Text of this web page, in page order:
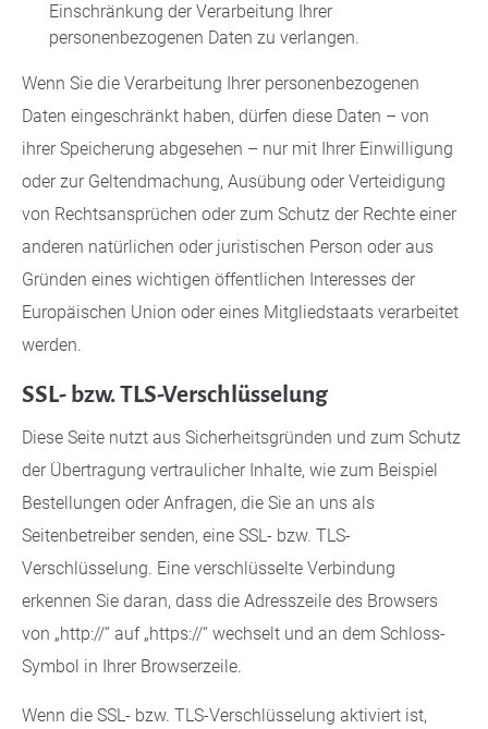
Einschränkung der Verarbeitung Ihrer
personenbezogenen Daten zu verlangen.
Wenn Sie die Verarbeitung Ihrer personenbezogenen
Daten eingeschränkt haben, dürfen diese Daten – von
ihrer Speicherung abgesehen – nur mit Ihrer Einwilligung
oder zur Geltendmachung, Ausübung oder Verteidigung
von Rechtsansprüchen oder zum Schutz der Rechte einer
anderen natürlichen oder juristischen Person oder aus
Gründen eines wichtigen öffentlichen Interesses der
Europäischen Union oder eines Mitgliedstaats verarbeitet
werden.
SSL- bzw. TLS-Verschlüsselung
Diese Seite nutzt aus Sicherheitsgründen und zum Schutz
der Übertragung vertraulicher Inhalte, wie zum Beispiel
Bestellungen oder Anfragen, die Sie an uns als
Seitenbetreiber senden, eine SSL- bzw. TLS-
Verschlüsselung. Eine verschlüsselte Verbindung
erkennen Sie daran, dass die Adresszeile des Browsers
von „http://“ auf „https://“ wechselt und an dem Schloss-
Symbol in Ihrer Browserzeile.
Wenn die SSL- bzw. TLS-Verschlüsselung aktiviert ist,